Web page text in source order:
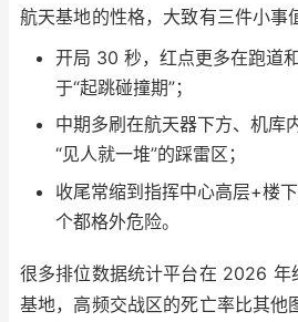
航天基地的性格，大致有三件小事
开局 30 秒，红点更多在跑道
于“起跳碰撞期”；
中期多刷在航天器下方、机库
“见人就一堆”的踩雷区；
收尾常缩到指挥中心高层+楼
个都格外危险。
很多排位数据统计平台在 2026 年
基地，高频交战区的死亡率比其他